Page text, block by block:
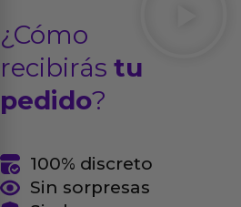
¿Cómo
recibirás tu
pedido?
100% discreto
Sin sorpresas